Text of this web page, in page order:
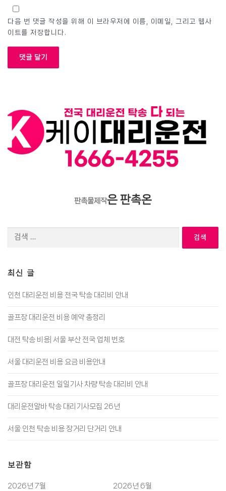
다음 번 댓글 작성을 위해 이 브라우저에 이름, 이메일, 그리고 웹사
이트를 저장합니다.
판촉물제작은 판촉온
최신 글
인천 대리운전 비용 전국 탁송 대리비 안내
골프장 대리운전 비용 예약 총정리
대전 탁송 비용| 서울 부산 전국 업체 번호
서울 대리운전 비용 요금 비용안내
골프장 대리운전 일일기사 차량 탁송 대리비 안내
대리운전알바 탁송 대리기사모집 26년
서울 인천 탁송 비용 장거리 단거리 안내
보관함
2026년 7월
2026년 6월